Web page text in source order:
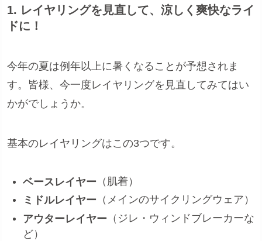
1. レイヤリングを見直して、涼しく爽快なライ
ドに！
今年の夏は例年以上に暑くなることが予想されま
す。皆様、今一度レイヤリングを見直してみてはい
かがでしょうか。
基本のレイヤリングはこの3つです。
ベースレイヤー （肌着）
ミドルレイヤー （メインのサイクリングウェア）
アウターレイヤー （ジレ・ウィンドブレーカーな
ど）